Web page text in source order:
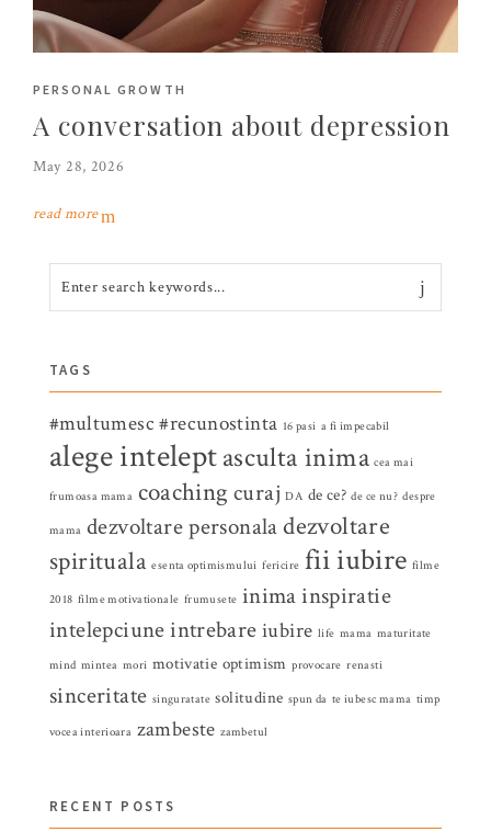
PERSONAL GROWTH
A conversation about depression
May 28, 2026
read more
TAGS
#multumesc #recunostinta 16 pasi a fi impecabil
alege inteleptasculta inima cea mai
frumoasa mama coaching curaj DA de ce? de ce nu? despre
mama dezvoltare personala dezvoltare
spirituala esenta optimismului fericire fii iubire filme
2018 filme motivationale frumusete inimainspiratie
intelepciuneintrebare iubire life mama maturitate
mind mintea mori motivatie optimism provocare renasti
sinceritate singuratate solitudine spun da te iubesc mama timp
vocea interioara zambeste zambetul
RECENT POSTS